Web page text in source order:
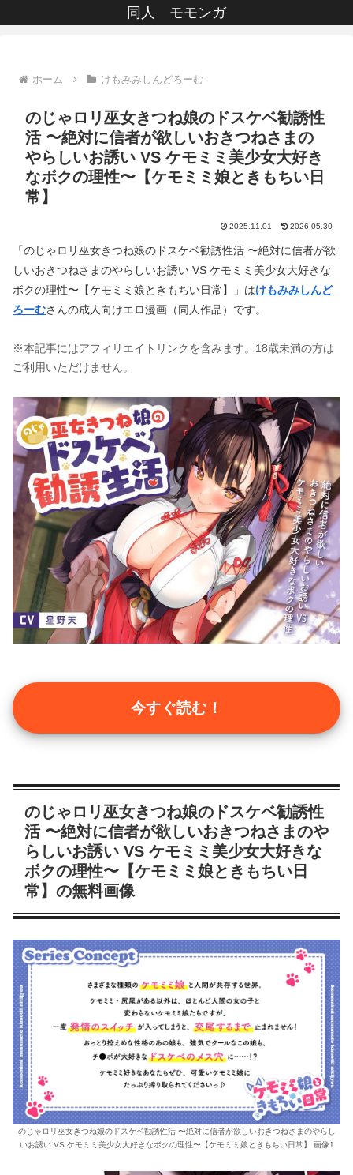
同人 モモンガ
ホーム けもみみしんどろーむ
のじゃロリ巫女きつね娘のドスケベ勧誘性
活 〜絶対に信者が欲しいおきつねさまの
やらしいお誘い VS ケモミミ美少女大好き
なボクの理性〜【ケモミミ娘ときもちい日
常】
2025.11.01 2026.05.30
「のじゃロリ巫女きつね娘のドスケベ勧誘性活 〜絶対に信者が欲
しいおきつねさまのやらしいお誘い VS ケモミミ美少女大好きな
ボクの理性〜【ケモミミ娘ときもちい日常】」はけもみみしんど
ろーむさんの成人向けエロ漫画（同人作品）です。
※本記事にはアフィリエイトリンクを含みます。18歳未満の方は
ご利用いただけません。
今すぐ読む！
のじゃロリ巫女きつね娘のドスケベ勧誘性
活 〜絶対に信者が欲しいおきつねさまのや
らしいお誘い VS ケモミミ美少女大好きな
ボクの理性〜【ケモミミ娘ときもちい日
常】の無料画像
のじゃロリ巫女きつね娘のドスケベ勧誘性活 〜絶対に信者が欲しいおきつねさまのやらし
いお誘い VS ケモミミ美少女大好きなボクの理性〜【ケモミミ娘ときもちい日常】 画像1